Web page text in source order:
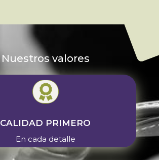
Nuestros valores

CALIDAD PRIMERO
En cada detalle